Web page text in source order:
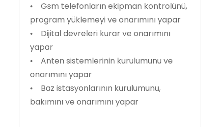
• Gsm telefonların ekipman kontrolünü,
program yüklemeyi ve onarımını yapar
• Dijital devreleri kurar ve onarımını
yapar
• Anten sistemlerinin kurulumunu ve
onarımını yapar
• Baz istasyonlarının kurulumunu,
bakımını ve onarımını yapar